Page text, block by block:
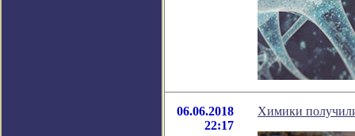
06.06.2018
22:17
Химики